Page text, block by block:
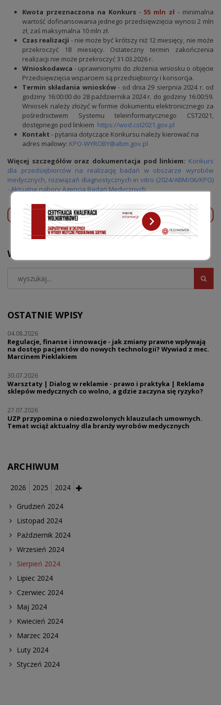
Kwota przeznaczona na Konkurs- 55 mln zł - minimalna
wartość dofinansowania jednego przedsięwzięcia wynosi 2 mln
zł, zaś maksymalna 10 mln zł.
Czas realizacji - nie może być krótszy niż 12 miesięcy, nie może
przekroczyć 18 miesięcy. Ostateczny termin zakończenia
realizacji nie może przekroczyć 31.03.2026 r.
Wnioskodawca - uprawnionymi do złożenia wniosku o objęcie
Przedsięwzięcia wsparciem są przedsiębiorcy i konsorcja.
Termin składania wniosków- od dnia 29 sierpnia 2024 r. od
godziny 16:00:00 do 28 października 2024 r. do godziny 16:00:59.
Wniosek należy złożyć w formie dokumentu elektronicznego za
pośrednictwem Systemu teleinformatycznego CST2021,
dostępnego pod linkiem https://wod.cst2021.gov.pl
Kontakt - pytania dotyczące Konkursu należy kierować na
adres mailowy: KPO-WYROBY@abm.gov.pl
Więcej szczegółów oraz dokumentacja pod linkiem: Konkurs
dla przedsiębiorców na realizację badań w obszarze wyrobów
medycznych, rozwiązań diagnostycznych in vitro (2024/ABM/06/KPO)
- Aktualne nabory Agencja Badań Medycznych
POPRZEDNI WPIS NASTĘPNY WPIS
WYSZUKAJ
OSTATNIE WPISY
04.08.2026
Regulacje, finanse i innowacje - jak zmiany prawne wpływają
na dostęp pacjentów do nowych technologii? Wywiad z mec.
Marcinem Pieklakiem
30.07.2026
Warsztaty | Dialog w reklamie - prawo i praktyka | Reklama
sklepów medycznych co wolno, a gdzie zaczyna się ryzyko?
27.07.2026
UZP przypomina o niedozwolonych klauzulach umownych.
Temat wciąż aktualny dla branży wyrobów medycznych
ARCHIWUM
2026 2025 2024
Grudzień 2024
Listopad 2024
Październik 2024
Wrzesień 2024
Sierpień 2024
Lipiec 2024
Czerwiec 2024
Maj 2024
Kwiecień 2024
Marzec 2024
Luty 2024
Styczeń 2024